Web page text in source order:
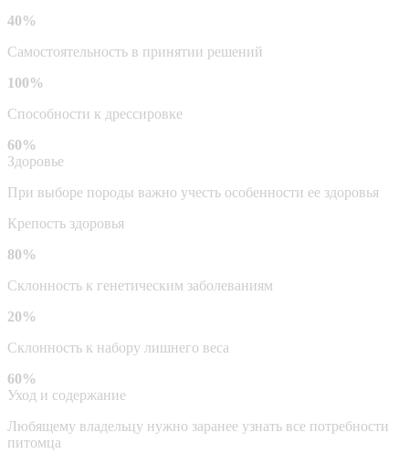
40%
Самостоятельность в принятии решений
100%
Способности к дрессировке
60%
Здоровье
При выборе породы важно учесть особенности ее здоровья
Крепость здоровья
80%
Склонность к генетическим заболеваниям
20%
Склонность к набору лишнего веса
60%
Уход и содержание
Любящему владельцу нужно заранее узнать все потребности
питомца